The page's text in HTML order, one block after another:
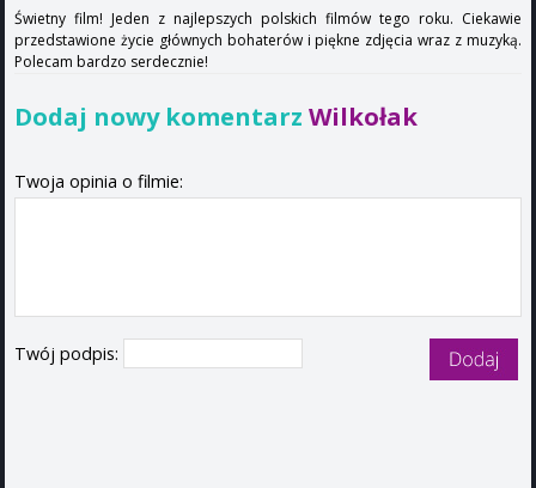
Świetny film! Jeden z najlepszych polskich filmów tego roku. Ciekawie
przedstawione życie głównych bohaterów i piękne zdjęcia wraz z muzyką.
Polecam bardzo serdecznie!
Dodaj nowy komentarz Wilkołak
Twoja opinia o filmie:
Twój podpis: